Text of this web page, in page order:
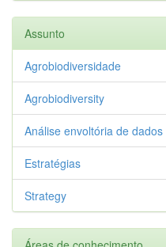
Assunto
Agrobiodiversidade
Agrobiodiversity
Análise envoltória de dados
Estratégias
Strategy